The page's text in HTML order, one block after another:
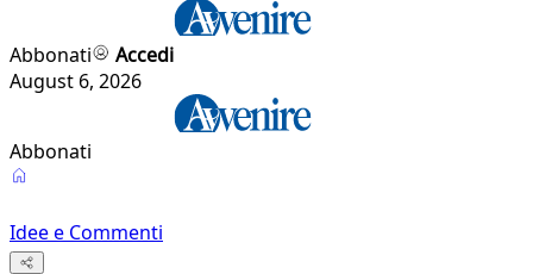
Abbonati
Accedi
August 6, 2026
Abbonati
Idee e Commenti